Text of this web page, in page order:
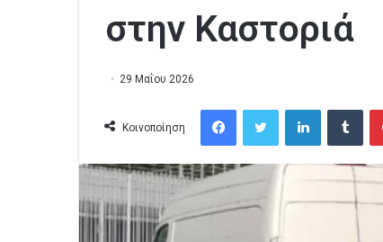
στην Καστοριά
29 Μαΐου 2026
Κοινοποίηση